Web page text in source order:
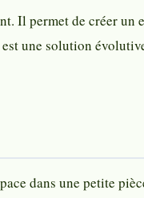
Il permet de créer un
une solution
dans une petite